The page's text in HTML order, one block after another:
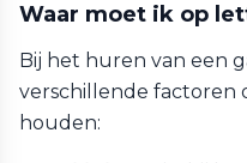
Waar moet ik op
Bij het huren van een
verschillende factoren
houden: